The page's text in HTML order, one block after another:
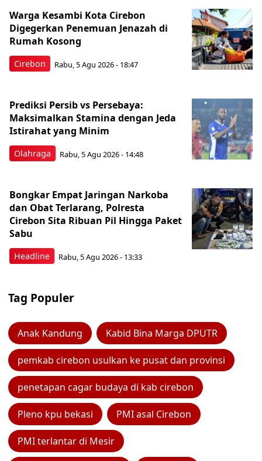
Cirebon
Warga Kesambi Kota Cirebon
Digegerkan Penemuan Jenazah di
Rumah Kosong
Rabu, 5 Agu 2026 - 18:47
Olahraga
Prediksi Persib vs Persebaya:
Maksimalkan Stamina dengan Jeda
Istirahat yang Minim
Rabu, 5 Agu 2026 - 14:48
Headline
Bongkar Empat Jaringan Narkoba
dan Obat Terlarang, Polresta
Cirebon Sita Ribuan Pil Hingga Paket
Sabu
Rabu, 5 Agu 2026 - 13:33
Tag Populer
Anak Kandung Kabid Bina Marga DPUTR
pemkab cirebon usulkan ke pusat dan provinsi
penetapan cagar budaya di kab cirebon
Pleno kpu bekasi PMI asal Cirebon
PMI terlantar di Mesir